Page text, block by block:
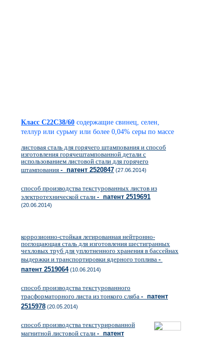
Класс C22C38/60 содержащие свинец, селен,
теллур или сурьму или более 0,04% серы по массе
листовая сталь для горячего штампования и способ
изготовления горячештампованной детали с
использованием листовой стали для горячего
штампования - патент 2520847 (27.06.2014)
способ производства текстурованных листов из
электротехнической стали - патент 2519691
(20.06.2014)
коррозионно-стойкая легированная нейтронно-
поглощающая сталь для изготовления шестигранных
чехловых труб для уплотненного хранения в бассейнах
выдержки и транспортировки ядерного топлива -
патент 2519064(10.06.2014)
способ производства текстурованного
трасформаторного листа из тонкого сляба - патент
2515978 (20.05.2014)
способ производства текстурированной
магнитной листовой стали - патент